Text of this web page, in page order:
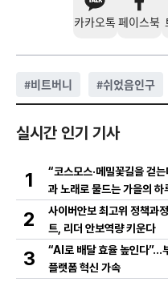
카카오톡 페이스북
#비트버니 #쉬었음인구
실시간 인기 기사
1
“코스모스·메밀꽃길을 걷
과 노래로 물드는 가을의 하
2
사이버안보 최고위 정책과
트, 리더 안보역량 키운다
3
“AI로 배달 효율 높인다”…
플랫폼 혁신 가속